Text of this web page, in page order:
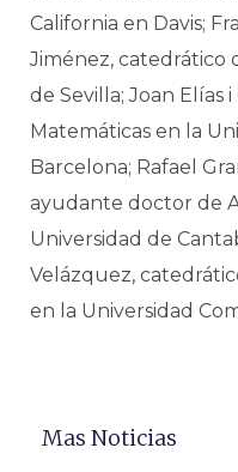
California en Davis;
Jiménez, catedrático
de Sevilla; Joan Elías
Matemáticas en la
Barcelona; Rafael
ayudante doctor de
Universidad de
Velázquez,
en la Universidad
Mas Noticias